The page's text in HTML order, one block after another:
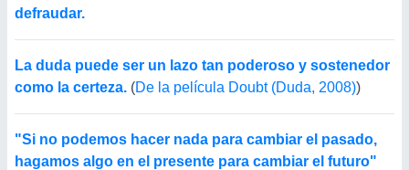
defraudar.
La duda puede ser un lazo tan poderoso y sostenedor
como la certeza. (De la película Doubt (Duda, 2008))
"Si no podemos hacer nada para cambiar el pasado,
hagamos algo en el presente para cambiar el futuro"